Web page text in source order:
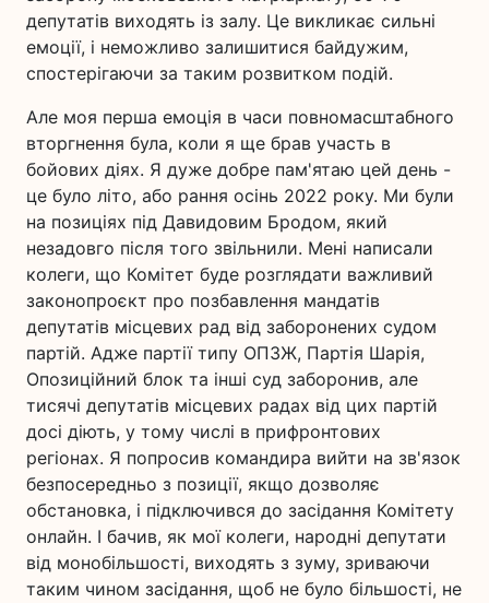
депутатів виходять із залу. Це викликає сильні
емоції, і неможливо залишитися байдужим,
спостерігаючи за таким розвитком подій.
Але моя перша емоція в часи повномасштабного
вторгнення була, коли я ще брав участь в
бойових діях. Я дуже добре пам'ятаю цей день -
це було літо, або рання осінь 2022 року. Ми були
на позиціях під Давидовим Бродом, який
незадовго після того звільнили. Мені написали
колеги, що Комітет буде розглядати важливий
законопроєкт про позбавлення мандатів
депутатів місцевих рад від заборонених судом
партій. Адже партії типу ОПЗЖ, Партія Шарія,
Опозиційний блок та інші суд заборонив, але
тисячі депутатів місцевих радах від цих партій
досі діють, у тому числі в прифронтових
регіонах. Я попросив командира вийти на зв'язок
безпосередньо з позиції, якщо дозволяє
обстановка, і підключився до засідання Комітету
онлайн. І бачив, як мої колеги, народні депутати
від монобільшості, виходять з зуму, зриваючи
таким чином засідання, щоб не було більшості, не